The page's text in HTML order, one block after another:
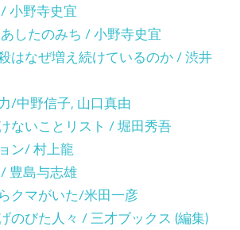
小野寺史宜
したのみち / 小野寺史宜
はなぜ増え続けているのか / 渋井
/中野信子, 山口真由
ないことリスト / 堀田秀吾
ン/ 村上龍
豊島与志雄
クマがいた/米田一彦
のびた人々 / 三才ブックス (編集)